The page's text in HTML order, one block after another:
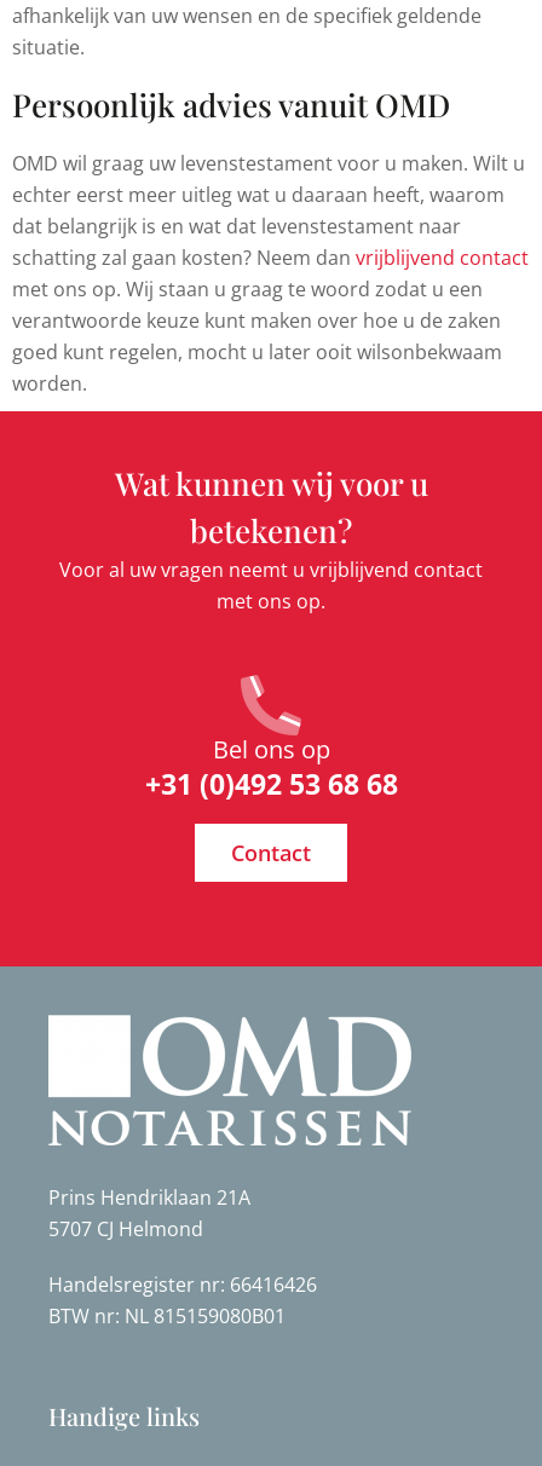
afhankelijk van uw wensen en de specifiek geldende
situatie.
Persoonlijk advies vanuit OMD
OMD wil graag uw levenstestament voor u maken. Wilt u
echter eerst meer uitleg wat u daaraan heeft, waarom
dat belangrijk is en wat dat levenstestament naar
schatting zal gaan kosten? Neem dan vrijblijvend contact
met ons op. Wij staan u graag te woord zodat u een
verantwoorde keuze kunt maken over hoe u de zaken
goed kunt regelen, mocht u later ooit wilsonbekwaam
worden.
Wat kunnen wij voor u
betekenen?
Voor al uw vragen neemt u vrijblijvend contact
met ons op.
Bel ons op
+31 (0)492 53 68 68
Contact
Prins Hendriklaan 21A
5707 CJ Helmond
Handelsregister nr: 66416426
BTW nr: NL 815159080B01
Handige links